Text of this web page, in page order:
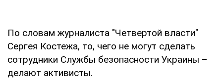
По словам журналиста "Четвертой власти"
Сергея Костежа, то, чего не могут сделать
сотрудники Службы безопасности Украины –
делают активисты.